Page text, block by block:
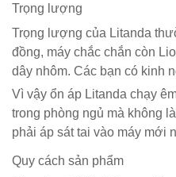
Trọng lượng
Trọng lượng của Litanda
đồng, máy chắc chắn còn
dây nhôm. Các bạn có kinh
Vì vậy ổn áp Litanda chạy
trong phòng ngủ mà không
phải áp sát tai vào máy mới
Quy cách sản phẩm